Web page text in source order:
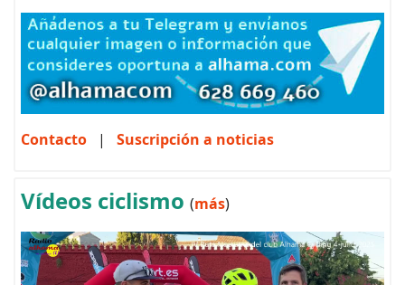
Contacto | Suscripción a noticias
Vídeos ciclismo (más)